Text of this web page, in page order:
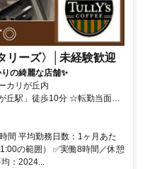
リーズ〉│未経験歓迎
の綺麗な店舗✨
カリが丘内
丘駅」徒歩10分 ☆転勤当面な
の可能性あり）
間 平均勤務日数：1ヶ月あた
の範囲） ✅実働8時間／休憩
：2024...